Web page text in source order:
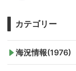
カテゴリー
海況情報(1976)